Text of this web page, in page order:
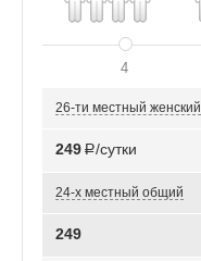
4
26-ти местный женский
249 Р/сутки
24-х местный общий
249